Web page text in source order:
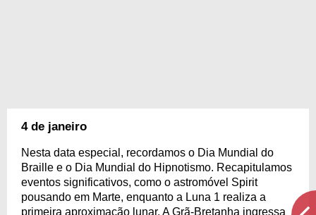
4 de janeiro
Nesta data especial, recordamos o Dia Mundial do
Braille e o Dia Mundial do Hipnotismo. Recapitulamos
eventos significativos, como o astromóvel Spirit
pousando em Marte, enquanto a Luna 1 realiza a
primeira aproximação lunar. A Grã-Bretanha ingressa